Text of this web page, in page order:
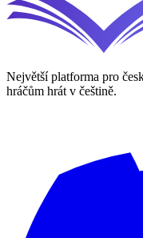
Největší platforma pro
hráčům hrát v češtině.